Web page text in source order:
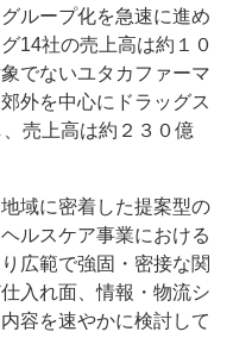
ループ化を急速に進め
14社の売上高は約１０
でないユタカファーマ
外を中心にドラッグス
売上高は約２３０億
域に密着した提案型の
ルスケア事業における
広範で強固・密接な関
入れ面、情報・物流シ
容を速やかに検討して